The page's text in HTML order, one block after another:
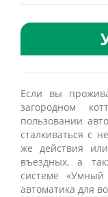
Если вы
загородном
пользовании
сталкиваться с
же действия
въездных, а
системе
автоматика для